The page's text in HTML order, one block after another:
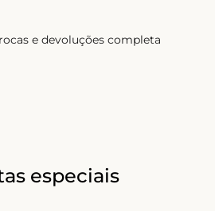
e devoluções completa
especiais